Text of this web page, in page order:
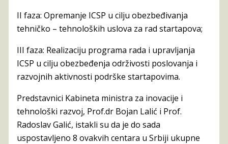
II faza: Opremanje ICSP u cilju obezbeđivanja
tehničko – tehnoloških uslova za rad startapova;
III faza: Realizaciju programa rada i upravljanja
ICSP u cilju obezbeđenja održivosti poslovanja i
razvojnih aktivnosti podrške startapovima.
Predstavnici Kabineta ministra za inovacije i
tehnološki razvoj, Prof.dr Bojan Lalić i Prof.
Radoslav Galić, istakli su da je do sada
uspostavljeno 8 ovakvih centara u Srbiji ukupne